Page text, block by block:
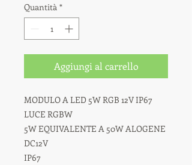
Quantità *
Aggiungi al carrello
MODULO A LED 5W RGB 12V IP67
LUCE RGBW
5W EQUIVALENTE A 50W ALOGENE
DC12V
IP67